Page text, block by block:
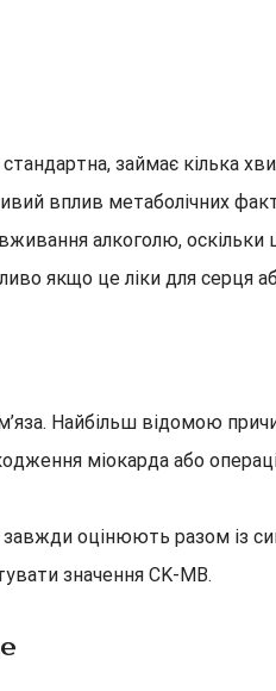
займає кілька
вплив метаболічних
алкоголю,
якщо це ліки для серця
Найбільш відомою
міокарда або
завжди оцінюють разом
значення CK-MB.